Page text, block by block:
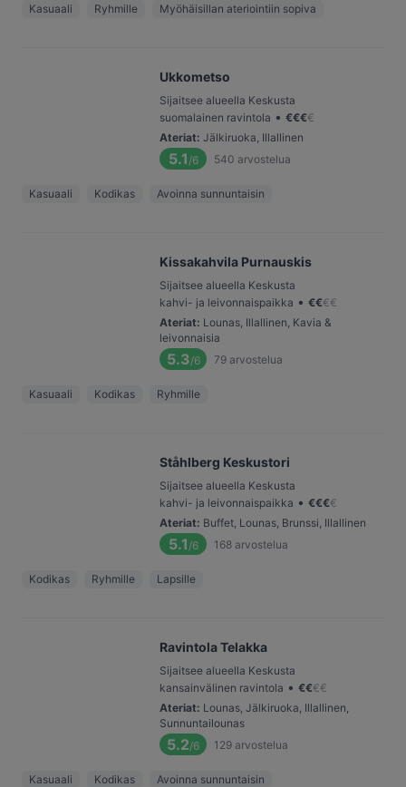
Kasuaali Ryhmille Myöhäisillan ateriointiin sopiva
Ukkometso
Sijaitsee alueella Keskusta
suomalainen ravintola • €€€€
Ateriat: Jälkiruoka, Illallinen
5.1 /6 540 arvostelua
Kasuaali Kodikas Avoinna sunnuntaisin
Kissakahvila Purnauskis
Sijaitsee alueella Keskusta
kahvi- ja leivonnaispaikka • €€€€
Ateriat: Lounas, Illallinen, Kavia &
leivonnaisia
5.3/6 79 arvostelua
Kasuaali Kodikas Ryhmille
Ståhlberg Keskustori
Sijaitsee alueella Keskusta
kahvi- ja leivonnaispaikka • €€€€
Ateriat: Buffet, Lounas, Brunssi, Illallinen
5.1 /6 168 arvostelua
Kodikas Ryhmille Lapsille
Ravintola Telakka
Sijaitsee alueella Keskusta
kansainvälinen ravintola • €€€€
Ateriat: Lounas, Jälkiruoka, Illallinen,
Sunnuntailounas
5.2/6 129 arvostelua
Kasuaali Kodikas Avoinna sunnuntaisin